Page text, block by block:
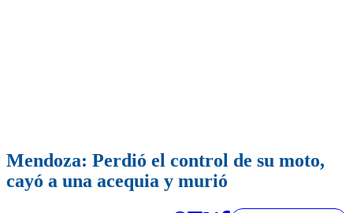
Mendoza: Perdió el control de su moto,
cayó a una acequia y murió